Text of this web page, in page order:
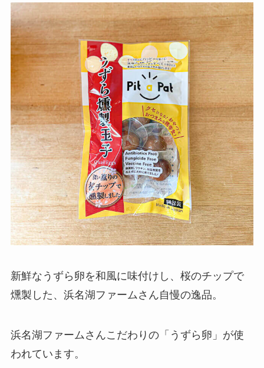
新鮮なうずら卵を和風に味付けし、桜のチップで
燻製した、浜名湖ファームさん自慢の逸品。
浜名湖ファームさんこだわりの「うずら卵」が使
われています。